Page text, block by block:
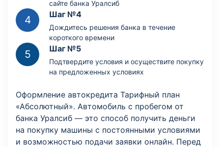
сайте банка Уралсиб
Шаг №4
Дождитесь решения банка в течение
короткого времени
Шаг №5
Подтвердите условия и осуществите покупку
на предложенных условиях
Оформление автокредита Тарифный план
«Абсолютный». Автомобиль с пробегом от
банка Уралсиб — это способ получить деньги
на покупку машины с постоянными условиями
и возможностью подачи заявки онлайн. Перед